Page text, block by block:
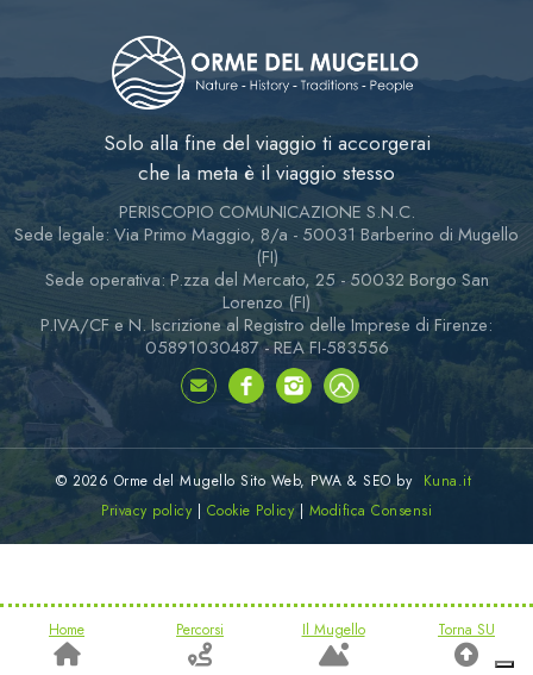
Solo alla fine del viaggio ti accorgerai
che la meta è il viaggio stesso
PERISCOPIO COMUNICAZIONE S.N.C.
Sede legale: Via Primo Maggio, 8/a - 50031 Barberino di Mugello
(FI)
Sede operativa: P.zza del Mercato, 25 - 50032 Borgo San
Lorenzo (FI)
P.IVA/CF e N. Iscrizione al Registro delle Imprese di Firenze:
05891030487 - REA FI-583556
© 2026 Orme del Mugello Sito Web, PWA & SEO by
Kuna.it
Privacy policy | Cookie Policy| Modifica Consensi
Home Percorsi Il Mugello Torna SU
Informativa sulla raccolta